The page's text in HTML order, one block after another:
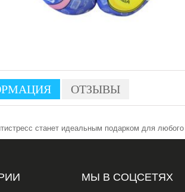
ОТЗЫВЫ
станет идеальным подарком для
МЫ В СОЦСЕТЯХ